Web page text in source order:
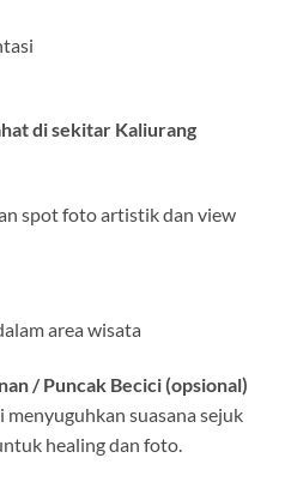
di sekitar Kaliurang
spot foto artistik dan view
area wisata
/ Puncak Becici (opsional)
suasana sejuk
healing dan foto.